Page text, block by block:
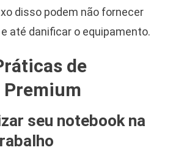
disso podem não fornecer
até danificar o equipamento.
de
Premium
seu notebook na